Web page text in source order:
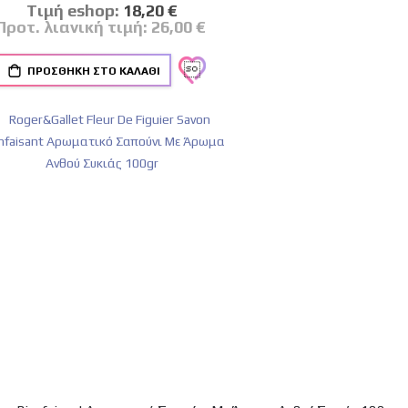
Tιμή eshop: Ειδική
Τιμή
18,20 €
λιανική τιμή: 26,00 €
ΠΡΟΣΘΉΚΗ ΣΤΟ ΚΑΛΆΘΙ